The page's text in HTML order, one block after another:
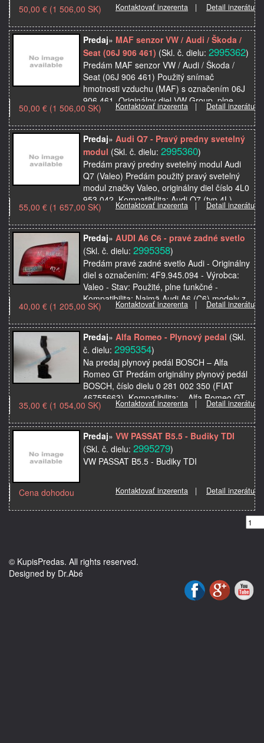
Kontaktovať inzerenta | Detail inzerátu
50,00 € (1 506,00 SK)
Predaj» MAF senzor VW / Audi / Škoda /
Seat (06J 906 461) (Skl. č. dielu: 2995362)
Predám MAF senzor VW / Audi / Škoda /
Seat (06J 906 461) Použitý snímač
hmotnosti vzduchu (MAF) s označením 06J
906 461. Originálny diel VW Group, plne
funkčný. Kompatibili…
Kontaktovať inzerenta | Detail inzerátu
50,00 € (1 506,00 SK)
Predaj» Audi Q7 - Pravý predny svetelný
modul (Skl. č. dielu: 2995360)
Predám pravý predny svetelný modul Audi
Q7 (Valeo) Predám použitý pravý svetelný
modul značky Valeo, originálny diel číslo 4L0
953 042. Kompatibilita: Audi Q7 (typ 4L),
rok…
Kontaktovať inzerenta | Detail inzerátu
55,00 € (1 657,00 SK)
Predaj» AUDI A6 C6 - pravé zadné svetlo
(Skl. č. dielu: 2995358)
Predám pravé zadné svetlo Audi - Originálny
diel s označením: 4F9.945.094 - Výrobca:
Valeo - Stav: Použité, plne funkčné -
Kompatibilita: Najmä Audi A6 (C6) modely z
r…
Kontaktovať inzerenta | Detail inzerátu
40,00 € (1 205,00 SK)
Predaj» Alfa Romeo - Plynový pedal (Skl.
č. dielu: 2995354)
Na predaj plynový pedál BOSCH – Alfa
Romeo GT Predám originálny plynový pedál
BOSCH, číslo dielu 0 281 002 350 (FIAT
46755663). Kompatibilita: – Alfa Romeo GT
– Alfa…
Kontaktovať inzerenta | Detail inzerátu
35,00 € (1 054,00 SK)
Predaj» VW PASSAT B5.5 - Budiky TDI
(Skl. č. dielu: 2995279)
VW PASSAT B5.5 - Budiky TDI
Kontaktovať inzerenta | Detail inzerátu
Cena dohodou
© KupisPredas. All rights reserved.
Designed by Dr.Abé